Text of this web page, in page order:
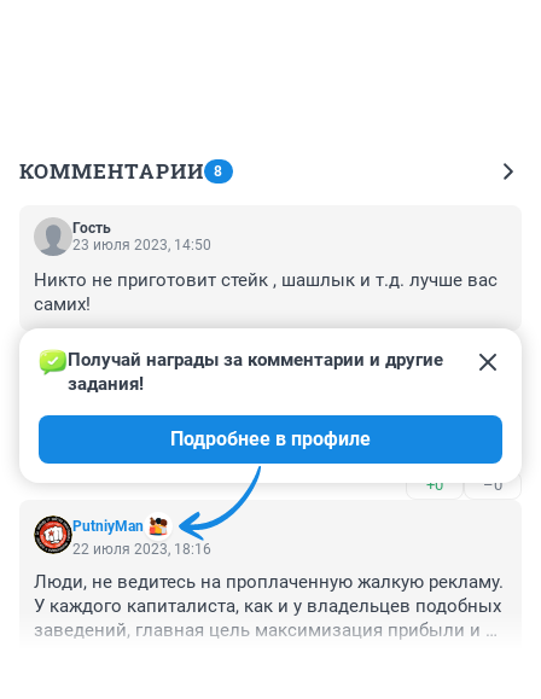
КОММЕНТАРИИ 8
Гость
23 июля 2023, 14:50
Никто не приготовит стейк , шашлык и т.д. лучше вас
самих!
–0
Гость
Насчет 2-го места - не верю! Там невкусно!
+0 –0
PutniyMan
Получай награды за комментарии и другие
задания!
Подробнее в профиле
22 июля 2023, 18:16
Люди, не ведитесь на проплаченную жалкую рекламу.
У каждого капиталиста, как и у владельцев подобных
заведений, главная цель максимизация прибыли и